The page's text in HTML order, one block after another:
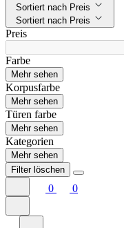
Sortiert nach Preis
Sortiert nach Preis
Preis
Farbe
Mehr sehen
Korpusfarbe
Mehr sehen
Türen farbe
Mehr sehen
Kategorien
Mehr sehen
Filter löschen
0 0